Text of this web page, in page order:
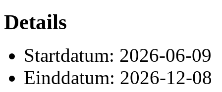
Details
Startdatum: 2026-06-09
Einddatum: 2026-12-08